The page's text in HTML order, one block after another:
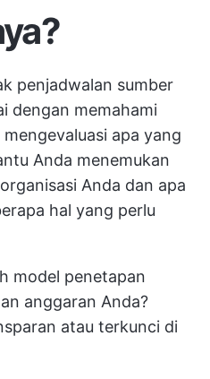
penjadwalan sumber
dengan memahami
apa yang
Anda menemukan
Anda dan apa
hal yang perlu
model penetapan
anggaran Anda?
atau terkunci di